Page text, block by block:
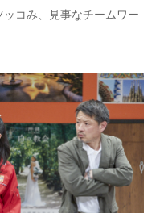
コみ、見事なチームワー